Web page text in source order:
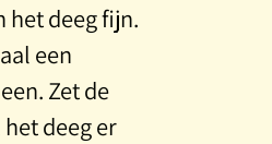
het deeg fijn.
een
Zet de
deeg er